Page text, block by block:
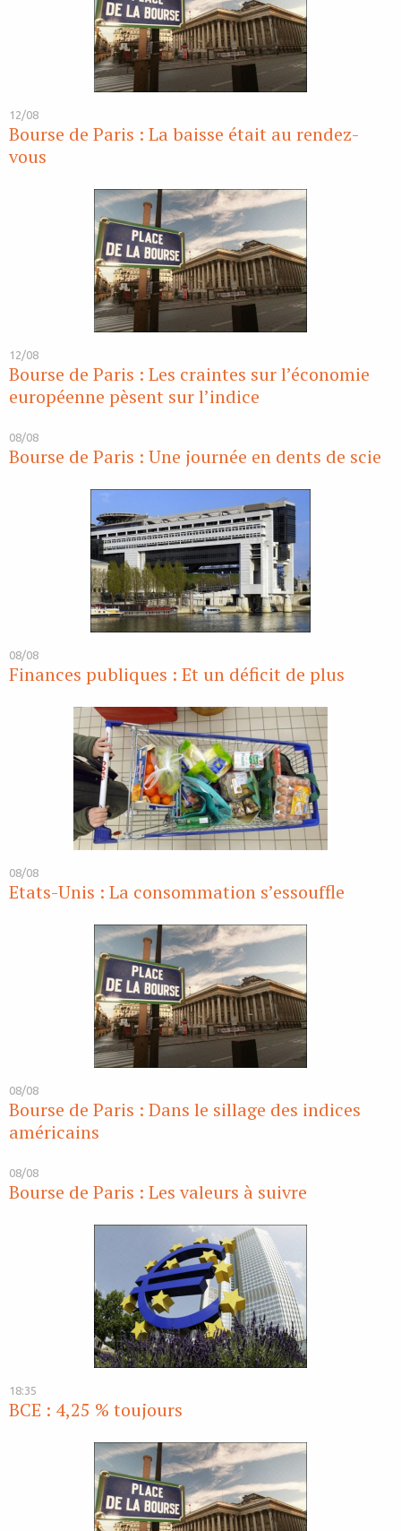
12/08
Bourse de Paris : La baisse était au rendez-
vous
12/08
Bourse de Paris : Les craintes sur l’économie
européenne pèsent sur l’indice
08/08
Bourse de Paris : Une journée en dents de scie
08/08
Finances publiques : Et un déficit de plus
08/08
Etats-Unis : La consommation s’essouffle
08/08
Bourse de Paris : Dans le sillage des indices
américains
08/08
Bourse de Paris : Les valeurs à suivre
18:35
BCE : 4,25 % toujours